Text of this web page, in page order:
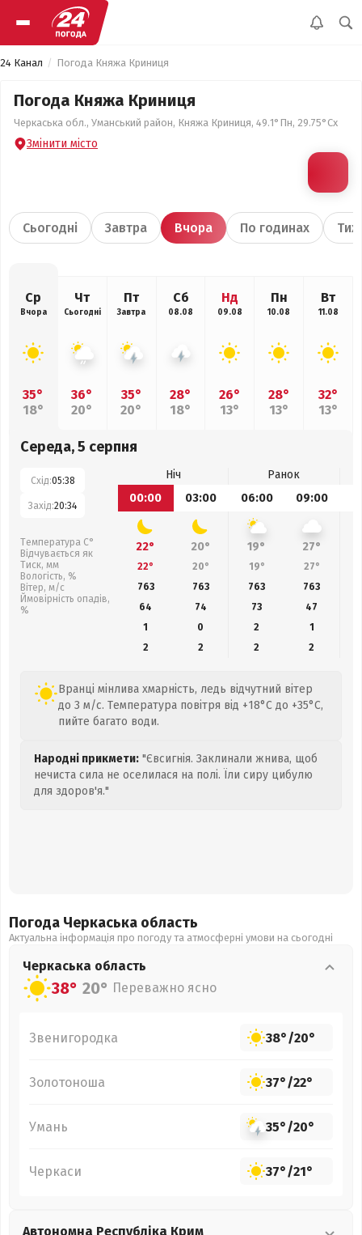
24 Канал Погода Княжа Криниця
Погода Княжа Криниця
Черкаська обл., Уманський район, Княжа Криниця, 49.1°Пн, 29.75°Сх
Змінити місто
Сьогодні Завтра Вчора По годинах
Ср
Вчора
35°
18°
Чт
Сьогодні
36°
20°
Пт
Завтра
35°
20°
Сб
08.08
28°
18°
Нд
09.08
26°
13°
Пн
10.08
28°
13°
Вт
11.08
32°
13°
Середа, 5 серпня
Схід:05:38
Захід:20:34
Температура С°
Відчувається як
Тиск, мм
Вологість, %
Вітер, м/с
Ймовірність опадів,
%
Ніч
Ранок
00:00
03:00 06:00 09:00
22° 20° 19° 27°
22° 20° 19° 27°
763
763 763 763
64
74 73 47
1
0 2
1
2
2 2 2
Вранці мінлива хмарність, ледь відчутний вітер
до 3 м/с. Температура повітря від +18°C до +35°C,
пийте багато води.
Народні прикмети: "Євсигнія. Заклинали жнива, щоб
нечиста сила не оселилася на полі. Їли сиру цибулю
для здоров'я."
Погода Черкаська область
Актуальна інформація про погоду та атмосферні умови на сьогодні
Черкаська область
38° 20° Переважно ясно
Звенигородка 38°/20°
Золотоноша 37°/22°
Умань 35°/20°
Черкаси 37°/21°
Автономна Республіка Крим